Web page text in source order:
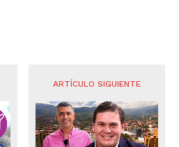
ARTÍCULO SIGUIENTE